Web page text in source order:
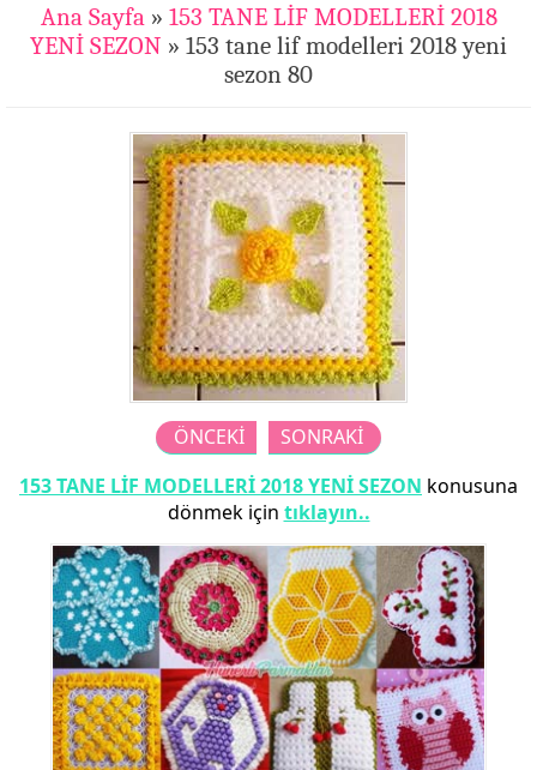
Ana Sayfa» 153 TANE LİF MODELLERİ 2018
YENİ SEZON » 153 tane lif modelleri 2018 yeni
sezon 80
ÖNCEKİ
SONRAKİ
153 TANE LİF MODELLERİ 2018 YENİ SEZON konusuna
dönmek için tıklayın..